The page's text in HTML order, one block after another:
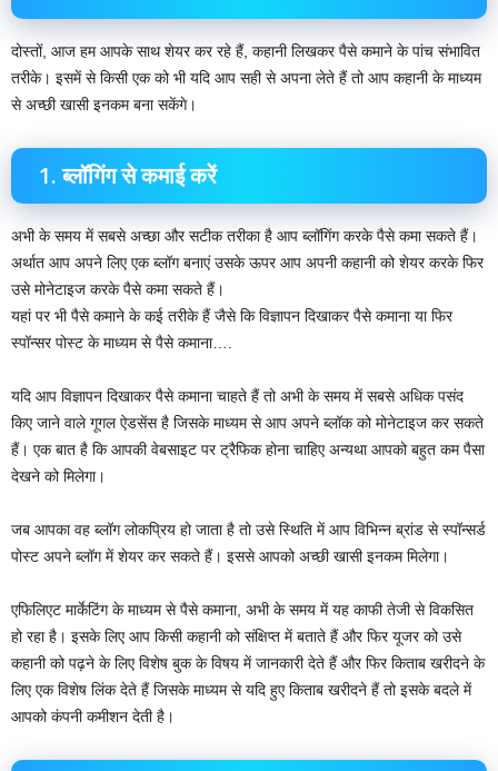
दोस्तों, आज हम आपके साथ शेयर कर रहे हैं, कहानी लिखकर पैसे कमाने के पांच संभावित
तरीके। इसमें से किसी एक को भी यदि आप सही से अपना लेते हैं तो आप कहानी के माध्यम
से अच्छी खासी इनकम बना सकेंगे।
1. ब्लॉगिंग से कमाई करें
अभी के समय में सबसे अच्छा और सटीक तरीका है आप ब्लॉगिंग करके पैसे कमा सकते हैं।
अर्थात आप अपने लिए एक ब्लॉग बनाएं उसके ऊपर आप अपनी कहानी को शेयर करके फिर
उसे मोनेटाइज करके पैसे कमा सकते हैं।
यहां पर भी पैसे कमाने के कई तरीके हैं जैसे कि विज्ञापन दिखाकर पैसे कमाना या फिर
स्पॉन्सर पोस्ट के माध्यम से पैसे कमाना….
यदि आप विज्ञापन दिखाकर पैसे कमाना चाहते हैं तो अभी के समय में सबसे अधिक पसंद
किए जाने वाले गूगल ऐडसेंस है जिसके माध्यम से आप अपने ब्लॉक को मोनेटाइज कर सकते
हैं। एक बात है कि आपकी वेबसाइट पर ट्रैफिक होना चाहिए अन्यथा आपको बहुत कम पैसा
देखने को मिलेगा।
जब आपका वह ब्लॉग लोकप्रिय हो जाता है तो उसे स्थिति में आप विभिन्न ब्रांड से स्पॉन्सर्ड
पोस्ट अपने ब्लॉग में शेयर कर सकते हैं। इससे आपको अच्छी खासी इनकम मिलेगा।
एफिलिएट मार्केटिंग के माध्यम से पैसे कमाना, अभी के समय में यह काफी तेजी से विकसित
हो रहा है। इसके लिए आप किसी कहानी को संक्षिप्त में बताते हैं और फिर यूजर को उसे
कहानी को पढ़ने के लिए विशेष बुक के विषय में जानकारी देते हैं और फिर किताब खरीदने के
लिए एक विशेष लिंक देते हैं जिसके माध्यम से यदि हुए किताब खरीदने हैं तो इसके बदले में
आपको कंपनी कमीशन देती है। ‌